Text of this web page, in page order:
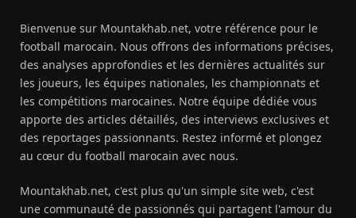
Bienvenue sur Mountakhab.net, votre référence pour le
football marocain. Nous offrons des informations précises,
des analyses approfondies et les dernières actualités sur
les joueurs, les équipes nationales, les championnats et
les compétitions marocaines. Notre équipe dédiée vous
apporte des articles détaillés, des interviews exclusives et
des reportages passionnants. Restez informé et plongez
au cœur du football marocain avec nous.
Mountakhab.net, c'est plus qu'un simple site web, c'est
une communauté de passionnés qui partagent l'amour du